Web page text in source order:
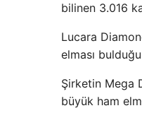
bilinen 3.016
Lucara
elması
Şirketin Mega
büyük ham